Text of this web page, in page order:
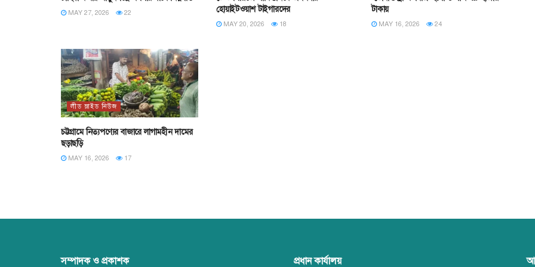
MAY 27, 2026 22
হোয়াইটওয়াশ টাইগারদের
MAY 20, 2026 18
টাকায়
MAY 16, 2026 24
লীড স্লাইড নিউজ
চট্টগ্রামে নিত্যপণ্যের বাজারে লাগামহীন দামের
ছড়াছড়ি
MAY 16, 2026 17
সম্পাদক ও প্রকাশক প্রধান কার্যালয়